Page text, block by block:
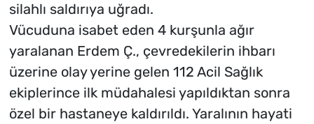
silahlı saldırıya uğradı.
Vücuduna isabet eden 4 kurşunla ağır
yaralanan Erdem Ç., çevredekilerin ihbarı
üzerine olay yerine gelen 112 Acil Sağlık
ekiplerince ilk müdahalesi yapıldıktan sonra
özel bir hastaneye kaldırıldı. Yaralının hayati